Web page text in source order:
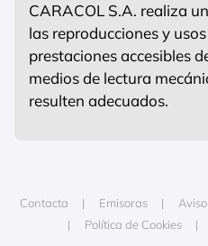
CARACOL S.A. realiza
las reproducciones y
prestaciones accesibles
medios de lectura
resulten adecuados.
Contacta Emisoras
Política de Cookies